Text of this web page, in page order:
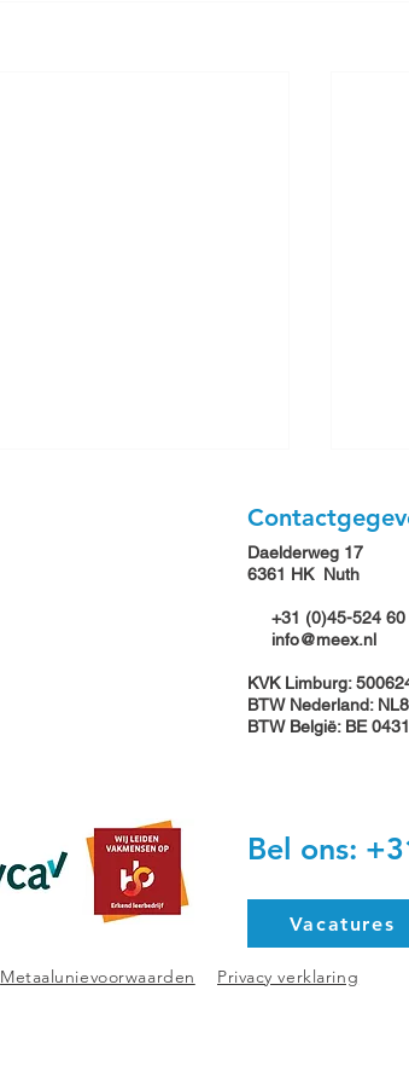
Metaalunievoorwaarden
Daelderweg 17
6361 HK Nuth
+31 (0)45-524 60
info@meex.nl
KVK Limburg:
BTW Nederland:
BTW België: BE
Bel ons:
Vacatures
Privacy verklaring